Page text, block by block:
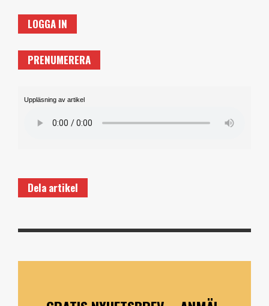
LOGGA IN
PRENUMERERA
Uppläsning av artikel
Dela artikel